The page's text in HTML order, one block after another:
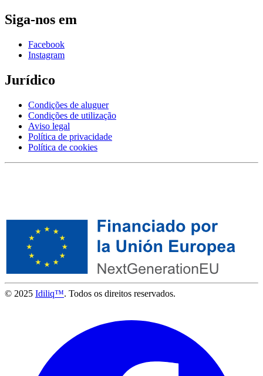
Siga-nos em
Facebook
Instagram
Jurídico
Condições de aluguer
Condições de utilização
Aviso legal
Política de privacidade
Política de cookies
© 2025 Idiliq™. Todos os direitos reservados.